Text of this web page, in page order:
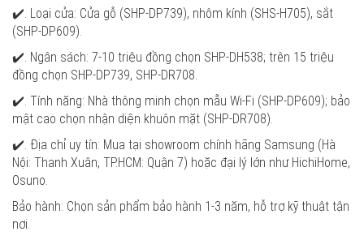
✔️. Loại cửa: Cửa gỗ (SHP-DP739), nhôm kính (SHS-H705), sắt
(SHP-DP609).
✔️. Ngân sách: 7-10 triệu đồng chọn SHP-DH538; trên 15 triệu
đồng chọn SHP-DP739, SHP-DR708.
✔️. Tính năng: Nhà thông minh chọn mẫu Wi-Fi (SHP-DP609); bảo
mật cao chọn nhận diện khuôn mặt (SHP-DR708).
✔️. Địa chỉ uy tín: Mua tại showroom chính hãng Samsung (Hà
Nội: Thanh Xuân, TP.HCM: Quận 7) hoặc đại lý lớn như HichiHome,
Osuno.
Bảo hành: Chọn sản phẩm bảo hành 1-3 năm, hỗ trợ kỹ thuật tận
nơi.